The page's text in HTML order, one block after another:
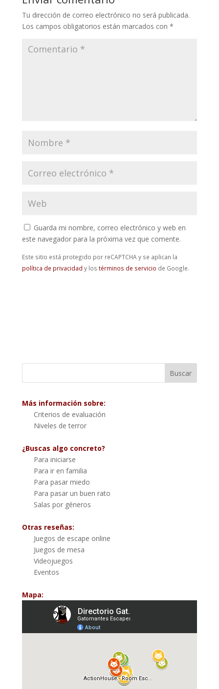
Tu dirección de correo electrónico no será publicada.
Los campos obligatorios están marcados con *
Guarda mi nombre, correo electrónico y web en
este navegador para la próxima vez que comente.
Este sitio está protegido por reCAPTCHA y se aplican la
política de privacidad y los términos de servicio de Google.
Más información sobre:
Criterios de evaluación
Niveles de terror
¿Buscas algo concreto?
Para iniciarse
Para ir en familia
Para pasar miedo
Para pasar un buen rato
Salas por géneros
Otras reseñas:
Juegos de escape online
Juegos de mesa
Videojuegos
Eventos
Mapa: